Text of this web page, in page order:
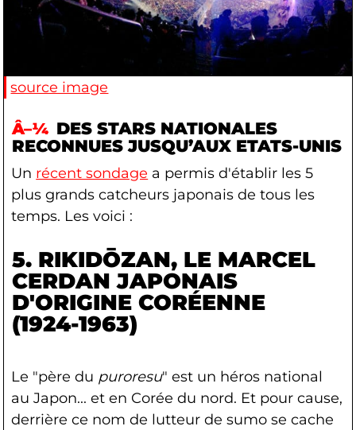
source image
DES STARS NATIONALES
RECONNUES JUSQU’AUX ETATS-UNIS
Un récent sondage a permis d'établir les 5
plus grands catcheurs japonais de tous les
temps. Les voici :
5. RIKIDŌZAN, LE MARCEL
CERDAN JAPONAIS
D'ORIGINE CORÉENNE
(1924-1963)
Le "père du puroresu" est un héros national
au Japon... et en Corée du nord. Et pour cause,
derrière ce nom de lutteur de sumo se cache